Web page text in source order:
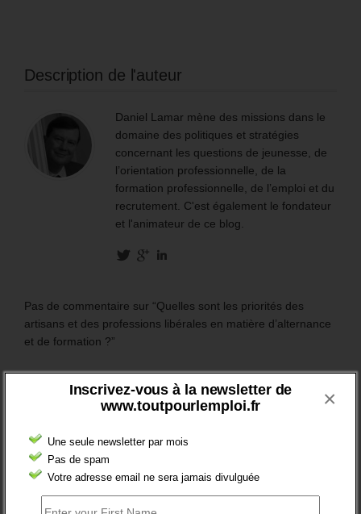
Inscrivez-vous à la newsletter de
www.toutpourlemploi.fr
Une seule newsletter par mois
Pas de spam
Votre adresse email ne sera jamais divulguée
×
Description de l'auteur
Daniel Lamar mène des missions dans le
domaine des politiques et stratégies
concernant les questions de jeunesse, de
l’orientation professionnelle, de la
formation professionnelle, de l’emploi et du
recrutement. C'est également le fondateur
et l'animateur de ce blog.
Pas de commentaire sur “Quelles sont les priorités des
artisans et des professions libérales en matière d’alternance
et de formation ?”
Votre adresse mais ne sara pas visible Required fields are
Commentaire